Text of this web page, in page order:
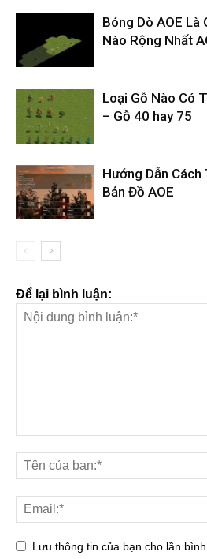
Bóng Dò AOE Là
Nào Rộng Nhất
Loại Gỗ Nào Có
– Gỗ 40 hay 75
Hướng Dẫn
Bản Đồ AOE
Để lại bình luận:
Lưu thông tin của bạn cho lần